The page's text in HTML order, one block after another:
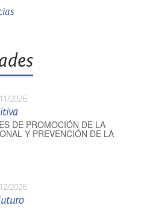
2026
DE PROMOCIÓN DE LA
Y PREVENCIÓN DE LA
2026